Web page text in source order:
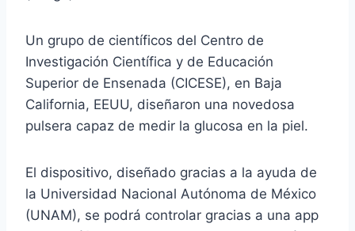
Un grupo de científicos del Centro de
Investigación Científica y de Educación
Superior de Ensenada (CICESE), en Baja
California, EEUU, diseñaron una novedosa
pulsera capaz de medir la glucosa en la piel.
El dispositivo, diseñado gracias a la ayuda de
la Universidad Nacional Autónoma de México
(UNAM), se podrá controlar gracias a una app